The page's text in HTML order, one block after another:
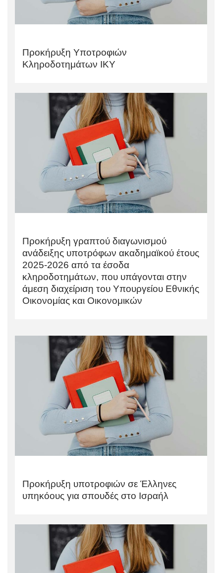
Προκήρυξη Υποτροφιών
Κληροδοτημάτων ΙΚΥ
Προκήρυξη γραπτού διαγωνισμού
ανάδειξης υποτρόφων ακαδημαϊκού έτους
2025-2026 από τα έσοδα
κληροδοτημάτων, που υπάγονται στην
άμεση διαχείριση του Υπουργείου Εθνικής
Οικονομίας και Οικονομικών
Προκήρυξη υποτροφιών σε Έλληνες
υπηκόους για σπουδές στο Ισραήλ